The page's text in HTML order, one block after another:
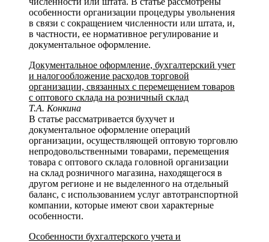
особенности организации процедуры увольнения
в связи с сокращением численности или штата, и,
в частности, ее нормативное регулирование и
документальное оформление.
Документальное оформление, бухгалтерский учет
и налогообложение расходов торговой
организации, связанных с перемещением товаров
с оптового склада на розничный склад
Т.А. Конкина
В статье рассматривается бухучет и
документальное оформление операций
организации, осуществляющей оптовую торговлю
непродовольственными товарами, перемещения
товара с оптового склада головной организации
на склад розничного магазина, находящегося в
другом регионе и не выделенного на отдельный
баланс, с использованием услуг автотранспортной
компании, которые имеют свои характерные
особенности.
Особенности бухгалтерского учета и